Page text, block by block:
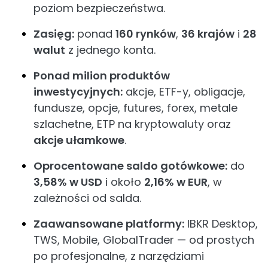
poziom bezpieczeństwa.
Zasięg: ponad 160 rynków, 36 krajów i 28
walut z jednego konta.
Ponad milion produktów
inwestycyjnych: akcje, ETF-y, obligacje,
fundusze, opcje, futures, forex, metale
szlachetne, ETP na kryptowaluty oraz
akcje ułamkowe.
Oprocentowane saldo gotówkowe: do
3,58% w USD i około 2,16% w EUR, w
zależności od salda.
Zaawansowane platformy: IBKR Desktop,
TWS, Mobile, GlobalTrader — od prostych
po profesjonalne, z narzędziami